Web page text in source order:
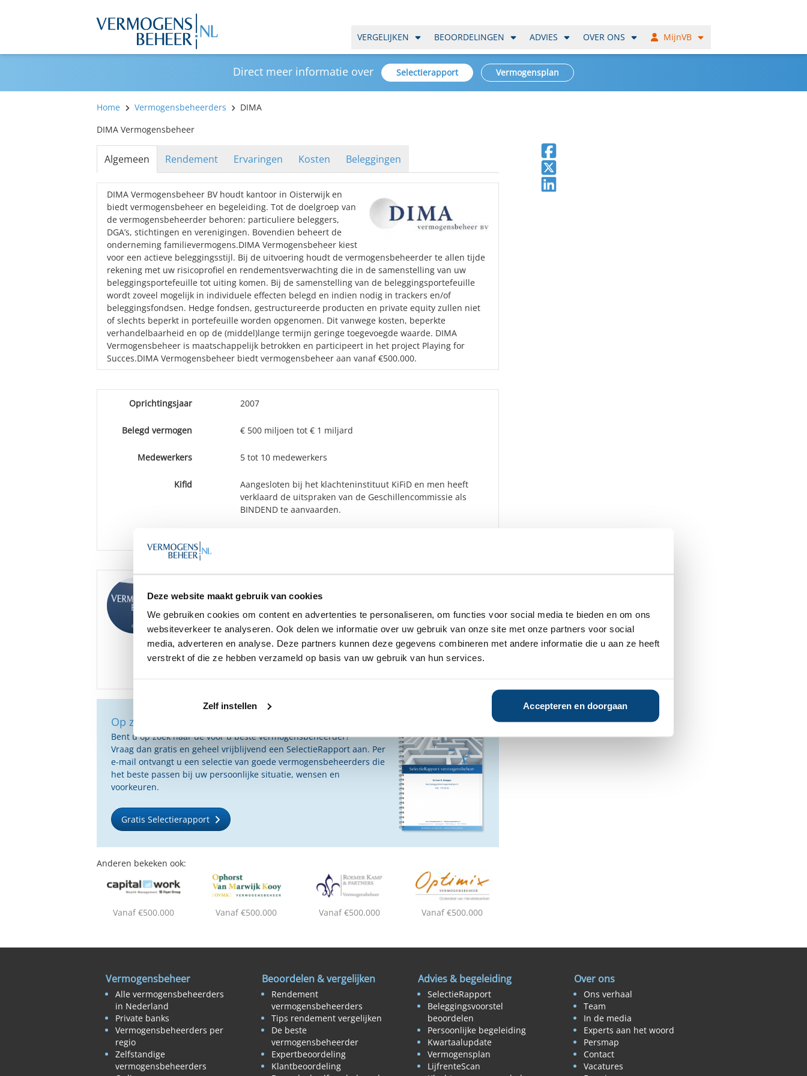
Deze website maakt gebruik van cookies
We gebruiken cookies om content en advertenties te personaliseren, om functies voor social media te bieden en om ons
websiteverkeer te analyseren. Ook delen we informatie over uw gebruik van onze site met onze partners voor social
media, adverteren en analyse. Deze partners kunnen deze gegevens combineren met andere informatie die u aan ze heeft
verstrekt of die ze hebben verzameld op basis van uw gebruik van hun services.
Zelf instellen Accepteren en doorgaan
VERGELIJKEN BEOORDELINGEN ADVIES OVER ONS MijnVB
Direct meer informatie over Selectierapport Vermogensplan
Home Vermogensbeheerders
DIMA
DIMA Vermogensbeheer
Algemeen Rendement Ervaringen Kosten Beleggingen
DIMA Vermogensbeheer BV houdt kantoor in Oisterwijk en
biedt vermogensbeheer en begeleiding. Tot de doelgroep van
de vermogensbeheerder behoren: particuliere beleggers,
DGA’s, stichtingen en verenigingen. Bovendien beheert de
onderneming familievermogens.DIMA Vermogensbeheer kiest
voor een actieve beleggingsstijl. Bij de uitvoering houdt de vermogensbeheerder te allen tijde
rekening met uw risicoprofiel en rendementsverwachting die in de samenstelling van uw
beleggingsportefeuille tot uiting komen. Bij de samenstelling van de beleggingsportefeuille
wordt zoveel mogelijk in individuele effecten belegd en indien nodig in trackers en/of
beleggingsfondsen. Hedge fondsen, gestructureerde producten en private equity zullen niet
of slechts beperkt in portefeuille worden opgenomen. Dit vanwege kosten, beperkte
verhandelbaarheid en op de (middel)lange termijn geringe toegevoegde waarde. DIMA
Vermogensbeheer is maatschappelijk betrokken en participeert in het project Playing for
Succes.DIMA Vermogensbeheer biedt vermogensbeheer aan vanaf €500.000.
Oprichtingsjaar 2007
Belegd vermogen € 500 miljoen tot € 1 miljard
Medewerkers 5 tot 10 medewerkers
Kifid
Aangesloten bij het klachteninstituut KiFiD en men heeft
verklaard de uitspraken van de Geschillencommissie als
BINDEND te aanvaarden.
We hebben diverse onafhankelijke rapporten over DIMA
Vermogensbeheer gratis beschikbaar.
Bent u hier mogelijk in geïnteresseerd?
Op zoek naar de beste vermogensbeheerder?
Bent u op zoek naar de voor u beste vermogensbeheerder?
Vraag dan gratis en geheel vrijblijvend een SelectieRapport aan. Per
e-mail ontvangt u een selectie van goede vermogensbeheerders die
het beste passen bij uw persoonlijke situatie, wensen en
voorkeuren.
Gratis Selectierapport
Anderen bekeken ook:
Vanaf €500.000 Vanaf €500.000 Vanaf €500.000 Vanaf €500.000
Deel op Facebook
Deel op X
Deel op LinkedIn
Vermogensbeheer
Alle vermogensbeheerders
in Nederland
Private banks
Vermogensbeheerders per
regio
Zelfstandige
vermogensbeheerders
Beoordelen & vergelijken
Rendement
vermogensbeheerders
Tips rendement vergelijken
De beste
vermogensbeheerder
Expertbeoordeling
Klantbeoordeling
Advies & begeleiding
SelectieRapport
Beleggingsvoorstel
beoordelen
Persoonlijke begeleiding
Kwartaalupdate
Vermogensplan
LijfrenteScan
Over ons
Ons verhaal
Team
In de media
Experts aan het woord
Persmap
Contact
Vacatures